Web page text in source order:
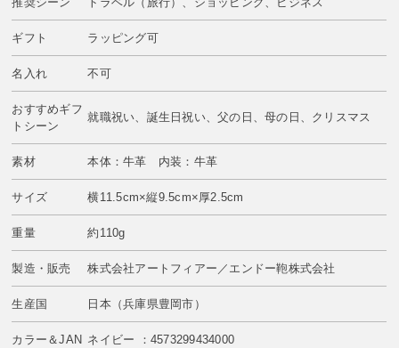
ギフト ラッピング可
名入れ 不可
おすすめギフ
トシーン
就職祝い、誕生日祝い、父の日、母の日、クリスマス
素材 本体：牛革 内装：牛革
サイズ 横11.5cm×縦9.5cm×厚2.5cm
重量 約110g
製造・販売 株式会社アートフィアー／エンドー鞄株式会社
生産国 日本（兵庫県豊岡市）
カラー＆JAN ネイビー ：4573299434000